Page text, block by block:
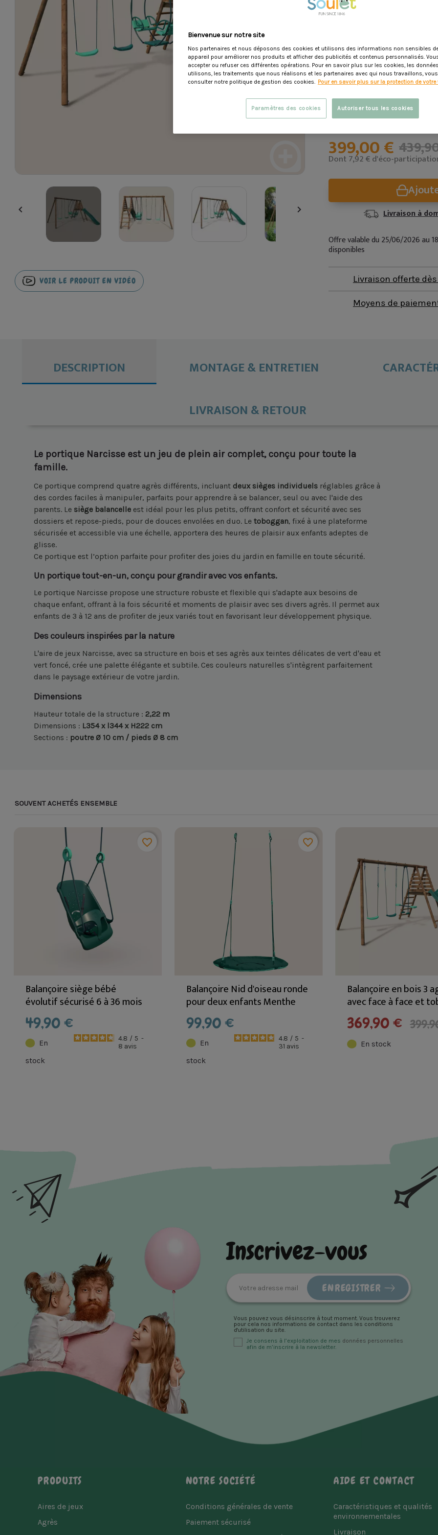
 
VOIR LE PRODUIT EN VIDÉO
Favoris :
Siège double
toboggan à vagues
marron
Sécurité :Normes
Voir description
Dimensions :
L. 344.00 x h. 222.00 xl.
399,00 €
Dont 7,92 € d'éco-
Livraison à
Offre valable du 25/06/2026 au
disponibles
Livraison offerte
Moyens de
DESCRIPTION MONTAGE & ENTRETIEN
LIVRAISON & RETOUR
Le portique Narcisse est un jeu de plein air complet, conçu pour toute la
famille.
Ce portique comprend quatre agrès différents, incluant deux sièges individuels réglables grâce à
des cordes faciles à manipuler, parfaits pour apprendre à se balancer, seul ou avec l'aide des
parents. Le siège balancelle est idéal pour les plus petits, offrant confort et sécurité avec ses
dossiers et repose-pieds, pour de douces envolées en duo. Le toboggan, fixé à une plateforme
sécurisée et accessible via une échelle, apportera des heures de plaisir aux enfants adeptes de
glisse.
Ce portique est l’option parfaite pour profiter des joies du jardin en famille en toute sécurité.
Un portique tout-en-un, conçu pour grandir avec vos enfants.
Le portique Narcisse propose une structure robuste et flexible qui s'adapte aux besoins de
chaque enfant, offrant à la fois sécurité et moments de plaisir avec ses divers agrès. Il permet aux
enfants de 3 à 12 ans de profiter de jeux variés tout en favorisant leur développement physique.
Des couleurs inspirées par la nature
L'aire de jeux Narcisse, avec sa structure en bois et ses agrès aux teintes délicates de vert d'eau et
vert foncé, crée une palette élégante et subtile. Ces couleurs naturelles s'intègrent parfaitement
dans le paysage extérieur de votre jardin.
Dimensions
Hauteur totale de la structure : 2,22 m
Dimensions : L354 x l344 x H222 cm
Sections : poutre Ø 10 cm / pieds Ø 8 cm
SOUVENT ACHETÉS ENSEMBLE
Balançoire siège bébé
évolutif sécurisé 6 à 36 mois
et plus LILLY
49,90 €
En
stock
4.8 / 5 -
8 avis
favorite_border
Balançoire Nid d'oiseau ronde
pour deux enfants Menthe
Ø1m - Agrès pour portiques
en bois 2m22 à 2m35
99,90 €
En
stock
4.8 / 5 -
31 avis
favorite_border
Balançoire en bois 3
avec face à face et
VIOLETTE
369,90 €
En stock
Inscrivez-vous
Vous pouvez vous désinscrire à tout moment. Vous trouverez
pour cela nos informations de contact dans les conditions
d'utilisation du site.
Je consens à l’exploitation de mes données personnelles
afin de m’inscrire à la newsletter.
PRODUITS
Aires de jeux
Agrès
NOTRE SOCIÉTÉ
Conditions générales de vente
Paiement sécurisé
AIDE ET CONTACT
Caractéristiques et qualités
environnementales
Livraison
Bienvenue sur notre site
Nos partenaires et nous déposons des cookies et utilisons des informations non sensibles
appareil pour améliorer nos produits et afficher des publicités et contenus personnalisés.
accepter ou refuser ces différentes opérations. Pour en savoir plus sur les cookies, les
utilisons, les traitements que nous réalisons et les partenaires avec qui nous travaillons,
consulter notre politique de gestion des cookies. Pour en savoir plus sur la protection de votre
Autoriser tous les cookies
Paramètres des cookies